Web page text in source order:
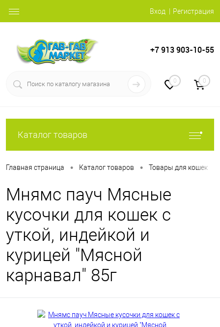
Вход Регистрация
+7 913 903-10-55
0 0
Каталог товаров
Главная страница • Каталог товаров • Товары для кошек
Мнямс пауч Мясные
кусочки для кошек с
уткой, индейкой и
курицей "Мясной
карнавал" 85г